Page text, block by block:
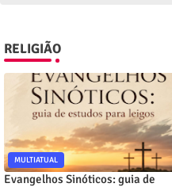
RELIGIÃO
MULTIATUAL
Evangelhos Sinóticos: guia de